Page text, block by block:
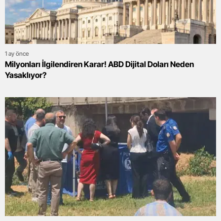
1 ay önce
Milyonları İlgilendiren Karar! ABD Dijital Doları Neden
Yasaklıyor?